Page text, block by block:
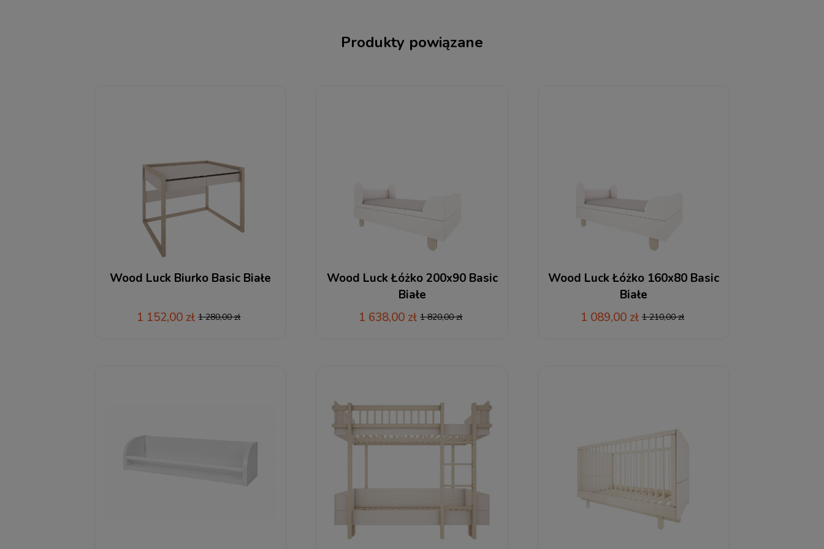
Produkty powiązane
Wood Luck Biurko Basic Białe
1 152,00 zł 1 280,00 zł
Wood Luck Łóżko 200x90 Basic
Białe
1 638,00 zł 1 820,00 zł
Wood Luck Łóżko 160x80 Basic
Białe
1 089,00 zł 1 210,00 zł